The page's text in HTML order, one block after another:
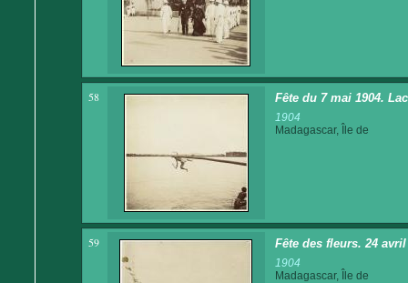
58 Fête du 7 mai 1904.
1904
Madagascar, Île de
59 Fête des fleurs. 24 avril
1904
Madagascar, Île de